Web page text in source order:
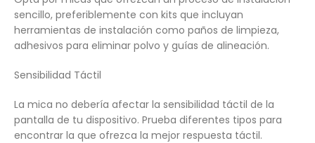
sencillo, preferiblemente con kits que incluyan
herramientas de instalación como paños de limpieza,
adhesivos para eliminar polvo y guías de alineación.
Sensibilidad Táctil
La mica no debería afectar la sensibilidad táctil de la
pantalla de tu dispositivo. Prueba diferentes tipos para
encontrar la que ofrezca la mejor respuesta táctil.